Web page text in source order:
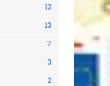
12
13
7
3
2